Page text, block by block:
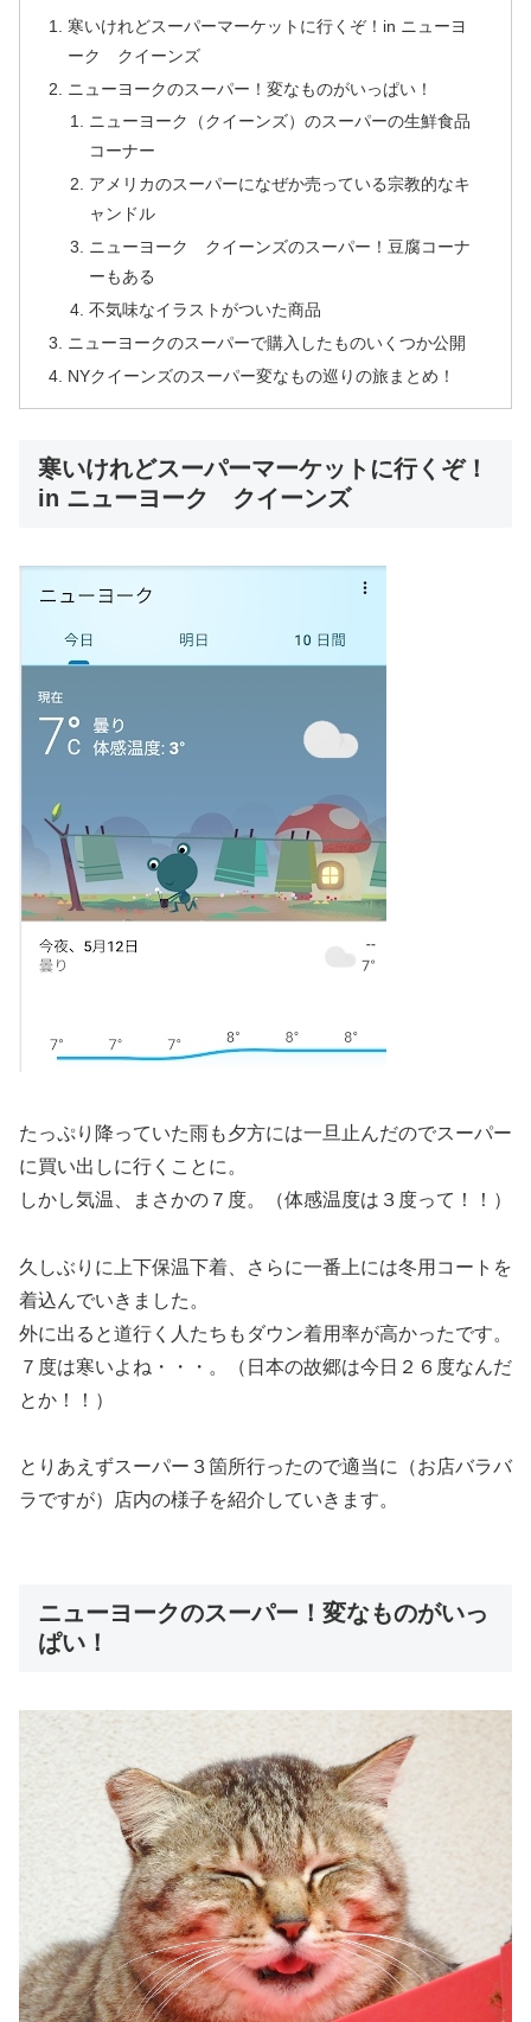
寒いけれどスーパーマーケットに行くぞ！in ニューヨ
ーク クイーンズ
ニューヨークのスーパー！変なものがいっぱい！
ニューヨーク（クイーンズ）のスーパーの生鮮食品
コーナー
アメリカのスーパーになぜか売っている宗教的なキ
ャンドル
ニューヨーク クイーンズのスーパー！豆腐コーナ
ーもある
不気味なイラストがついた商品
ニューヨークのスーパーで購入したものいくつか公開
NYクイーンズのスーパー変なもの巡りの旅まとめ！
寒いけれどスーパーマーケットに行くぞ！
in ニューヨーク クイーンズ
たっぷり降っていた雨も夕方には一旦止んだのでスーパー
に買い出しに行くことに。
しかし気温、まさかの７度。（体感温度は３度って！！）
久しぶりに上下保温下着、さらに一番上には冬用コートを
着込んでいきました。
外に出ると道行く人たちもダウン着用率が高かったです。
７度は寒いよね・・・。（ 日本の故郷は今日２６度なんだ
とか！！）
とりあえずスーパー３箇所行ったので適当に（お店バラバ
ラですが）店内の様子を紹介していきます。
ニューヨークのスーパー！変なものがいっ
ぱい！